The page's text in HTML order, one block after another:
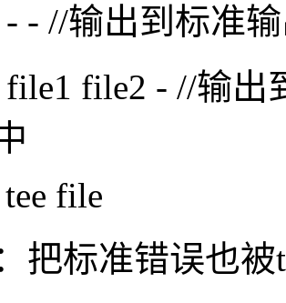
//输出到标准输
file2 - //输出
file
标准错误也被